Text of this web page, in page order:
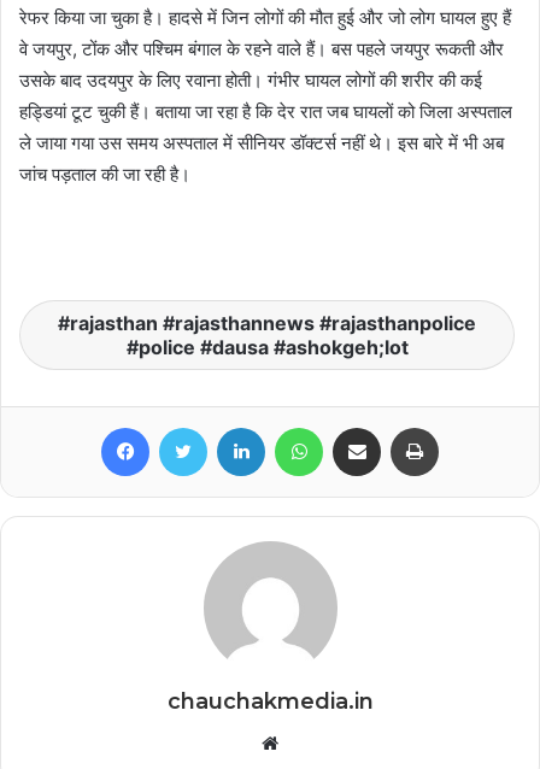
रेफर किया जा चुका है। हादसे में जिन लोगों की मौत हुई और जो लोग घायल हुए हैं
वे जयपुर, टोंक और पश्चिम बंगाल के रहने वाले हैं। बस पहले जयपुर रूकती और
उसके बाद उदयपुर के लिए रवाना होती। गंभीर घायल लोगों की शरीर की कई
हड्डियां टूट चुकी हैं। बताया जा रहा है कि देर रात जब घायलों को जिला अस्पताल
ले जाया गया उस समय अस्पताल में सीनियर डॉक्टर्स नहीं थे। इस बारे में भी अब
जांच पड़ताल की जा रही है।
rajasthan #rajasthannews #rajasthanpolice
#police #dausa #ashokgeh;lot
FacebookTwitter LinkedIn WhatsAppShare via Email
chauchakmedia.in
Website